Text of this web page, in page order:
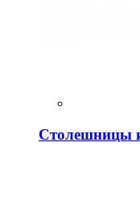
Столешницы